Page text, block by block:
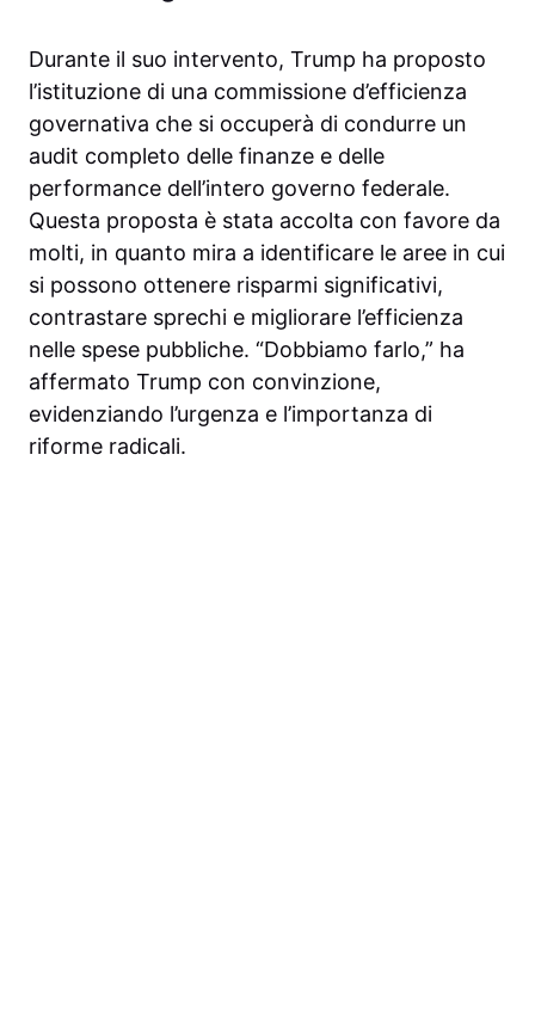
Durante il suo intervento, Trump ha proposto
l’istituzione di una commissione d’efficienza
governativa che si occuperà di condurre un
audit completo delle finanze e delle
performance dell’intero governo federale.
Questa proposta è stata accolta con favore da
molti, in quanto mira a identificare le aree in cui
si possono ottenere risparmi significativi,
contrastare sprechi e migliorare l’efficienza
nelle spese pubbliche. “Dobbiamo farlo,” ha
affermato Trump con convinzione,
evidenziando l’urgenza e l’importanza di
riforme radicali.